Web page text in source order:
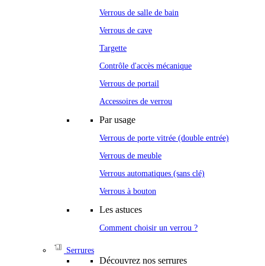
Verrous de salle de bain
Verrous de cave
Targette
Contrôle d'accès mécanique
Verrous de portail
Accessoires de verrou
Par usage
Verrous de porte vitrée (double entrée)
Verrous de meuble
Verrous automatiques (sans clé)
Verrous à bouton
Les astuces
Comment choisir un verrou ?
Serrures
Découvrez nos serrures